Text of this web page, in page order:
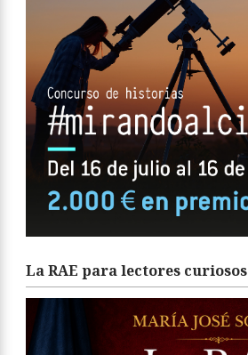
La RAE para lectores curiosos